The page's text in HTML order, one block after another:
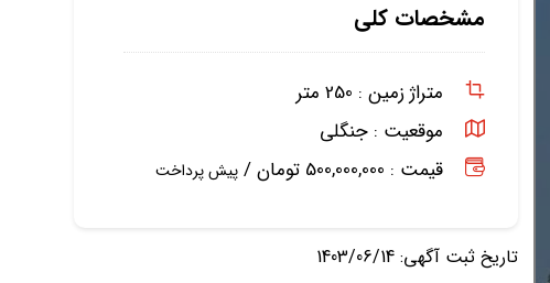
مشخصات کلی
متراژ زمین : 250 متر
موقعیت : جنگلی
قیمت : 500,000,000 تومان /
پیش پرداخت
تاریخ ثبت آگهی: 1403/06/14